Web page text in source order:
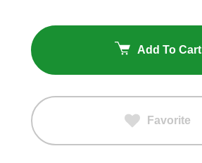
Add To Cart
Favorite